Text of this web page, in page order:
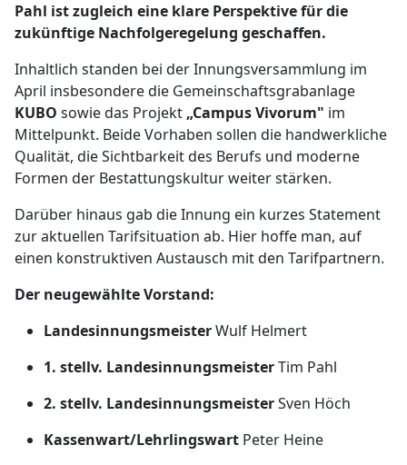
Pahl ist zugleich eine klare Perspektive für die
zukünftige Nachfolgeregelung geschaffen.
Inhaltlich standen bei der Innungsversammlung im
April insbesondere die Gemeinschaftsgrabanlage
KUBO sowie das Projekt „Campus Vivorum" im
Mittelpunkt. Beide Vorhaben sollen die handwerkliche
Qualität, die Sichtbarkeit des Berufs und moderne
Formen der Bestattungskultur weiter stärken.
Darüber hinaus gab die Innung ein kurzes Statement
zur aktuellen Tarifsituation ab. Hier hoffe man, auf
einen konstruktiven Austausch mit den Tarifpartnern.
Der neugewählte Vorstand:
LandesinnungsmeisterWulf Helmert
1. stellv. LandesinnungsmeisterTim Pahl
2. stellv. LandesinnungsmeisterSven Höch
Kassenwart/Lehrlingswart Peter Heine